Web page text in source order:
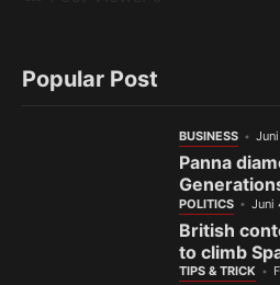
Popular Post
BUSINESS
Panna
India’s
POLITICS Juni
British
to climb
TIPS & TRICK